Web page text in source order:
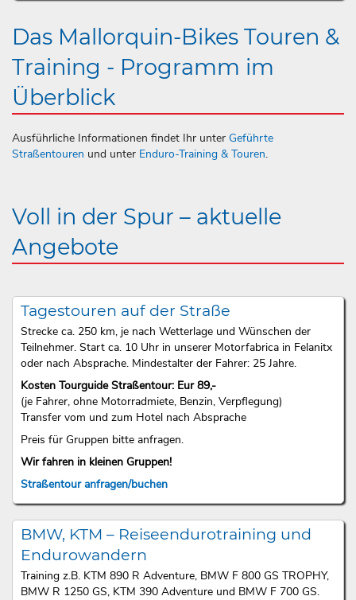
Das Mallorquin-Bikes Touren &
Training - Programm im
Überblick
Ausführliche Informationen findet Ihr unter Geführte
Straßentouren und unter Enduro-Training & Touren.
Voll in der Spur – aktuelle
Angebote
Tagestouren auf der Straße
Strecke ca. 250 km, je nach Wetterlage und Wünschen der
Teilnehmer. Start ca. 10 Uhr in unserer Motorfabrica in Felanitx
oder nach Absprache. Mindestalter der Fahrer: 25 Jahre.
Kosten Tourguide Straßentour: Eur 89,-
(je Fahrer, ohne Motorradmiete, Benzin, Verpflegung)
Transfer vom und zum Hotel nach Absprache
Preis für Gruppen bitte anfragen.
Wir fahren in kleinen Gruppen!
Straßentour anfragen/buchen
BMW, KTM – Reiseendurotraining und
Endurowandern
Training z.B. KTM 890 R Adventure, BMW F 800 GS TROPHY,
BMW R 1250 GS, KTM 390 Adventure und BMW F 700 GS.